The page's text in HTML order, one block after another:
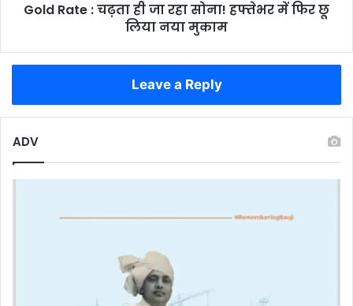
Gold Rate : चढ़ता ही जा रहा सोना! हफ्तेभर में फिर छू
लिया नया मुकाम
Leave a Reply
ADV